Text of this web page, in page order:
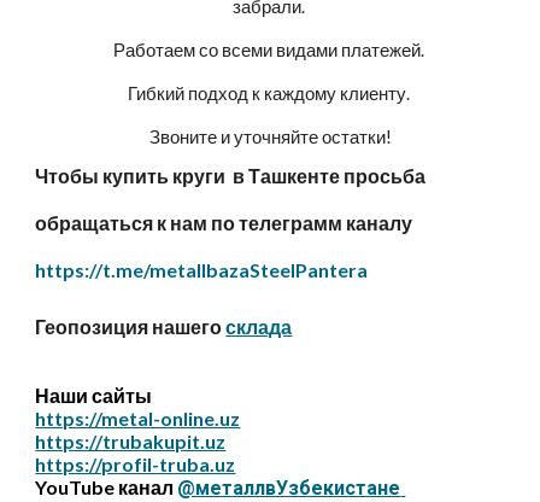
забрали.
Работаем со всеми видами платежей.
Гибкий подход к каждому клиенту.
Звоните и уточняйте остатки!
Чтобы купить круги в Ташкенте просьба
обращаться к нам по телеграмм каналу
https://t.me/metallbazaSteelPantera
Геопозиция нашегосклада
Наши сайты
https://metal-online.uz
https://trubakupit.uz
https://profil-truba.uz
YouTube канал @металлвУзбекистане